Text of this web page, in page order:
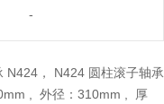
-
N424， N424 圆柱滚子轴承
, 外径：310mm , 厚